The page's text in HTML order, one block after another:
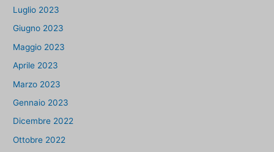
Luglio 2023
Giugno 2023
Maggio 2023
Aprile 2023
Marzo 2023
Gennaio 2023
Dicembre 2022
Ottobre 2022